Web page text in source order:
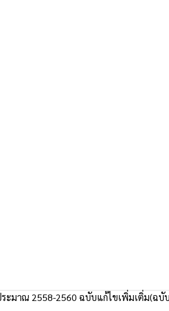
ะมาณ 2558-2560 ฉบับแก้ไขเพิ่มเติ่ม(ฉบั